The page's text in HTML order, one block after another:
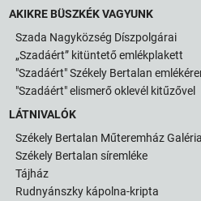
AKIKRE BÜSZKÉK VAGYUNK
Szada Nagyközség Díszpolgárai
„Szadáért” kitüntető emlékplakett
"Szadáért" Székely Bertalan
"Szadáért" elismerő oklevél kitűzővel
LÁTNIVALÓK
Székely Bertalan Műteremház Galéria
Székely Bertalan síremléke
Tájház
Rudnyánszky kápolna-kripta